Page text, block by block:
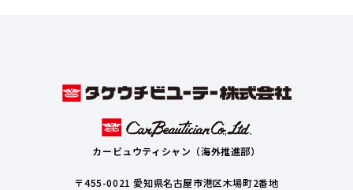
カービュウティシャン（海外推進部）
〒455-0021 愛知県名古屋市港区木場町2番地